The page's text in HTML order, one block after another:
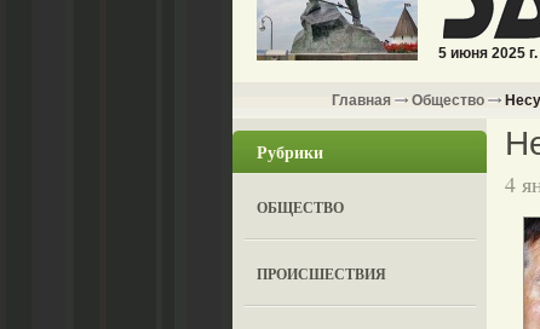
5 июня 2025 г.
Главная Общество
Рубрики
ОБЩЕСТВО
ПРОИСШЕСТВИЯ
4